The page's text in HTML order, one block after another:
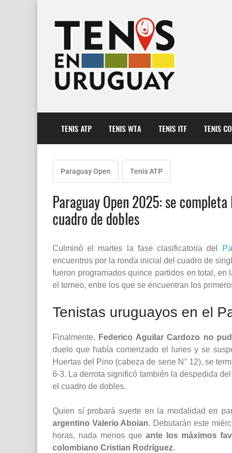
TENIS ATP TENIS WTA TENIS ITF TENIS
Paraguay Open Tenis ATP
Paraguay Open 2025: se
cuadro de dobles
Culminó el martes la fase clasificatoria del
encuentros por la ronda inicial del cuadro de
fueron programados quince partidos en total,
el torneo, entre los que se encuentran los
Tenistas uruguayos en el
Finalmente, Federico Aguilar Cardozo no
duelo que había comenzado el lunes y se
Huertas del Pino (cabeza de serie N° 12), se
6-3. La derrota significó también la despedida
el cuadro de dobles.
Quien sí probará suerte en la modalidad en
argentino Valerio Aboian. Debutarán este
horas, nada menos que ante los máximos
colombiano Cristian Rodríguez.